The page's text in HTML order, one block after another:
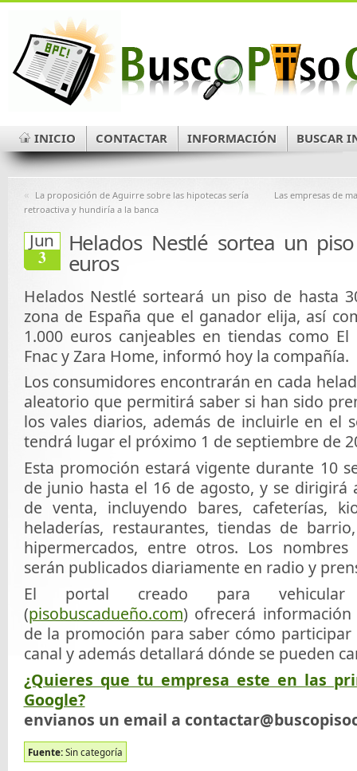
INICIO CONTACTAR INFORMACIÓN BUSCAR
« La proposición de Aguirre sobre las hipotecas sería
retroactiva y hundiría a la banca
Las empresas de
Jun
3
Helados Nestlé sortea un
euros
Helados Nestlé sorteará un piso de hasta
zona de España que el ganador elija, así
1.000 euros canjeables en tiendas como
Fnac y Zara Home, informó hoy la compañía.
Los consumidores encontrarán en cada
aleatorio que permitirá saber si han sido
los vales diarios, además de incluirle en el
tendrá lugar el próximo 1 de septiembre de
Esta promoción estará vigente durante 10
de junio hasta el 16 de agosto, y se dirigirá
de venta, incluyendo bares, cafeterías,
heladerías, restaurantes, tiendas de
hipermercados, entre otros. Los
serán publicados diariamente en radio y
El portal creado para
(pisobuscadueño.com) ofrecerá
de la promoción para saber cómo participar
canal y además detallará dónde se pueden
¿Quieres que tu empresa este en las
Google?
envianos un email a
Fuente: Sin categoría